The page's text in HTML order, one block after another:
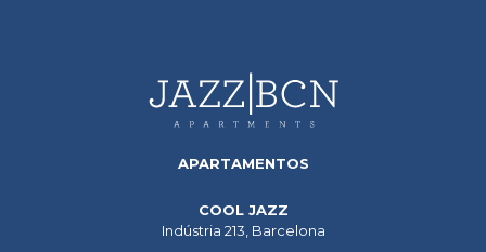
APARTAMENTOS
COOL JAZZ
Indústria 213, Barcelona